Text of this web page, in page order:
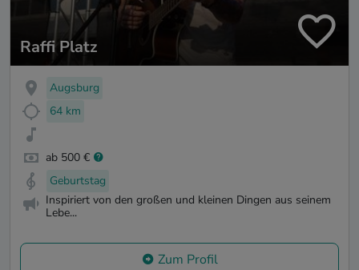
Raffi Platz
Augsburg
64 km
ab 500 €
Geburtstag
Inspiriert von den großen und kleinen Dingen aus seinem
Lebe...
Zum Profil